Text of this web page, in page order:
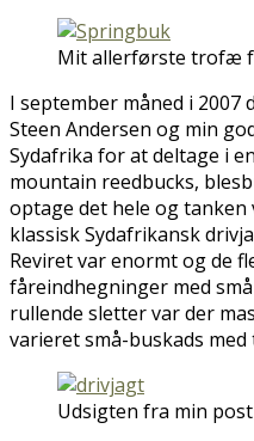
Mit allerførste trofæ
I september måned i 2007
Steen Andersen og min
Sydafrika for at deltage i
mountain reedbucks,
optage det hele og
klassisk Sydafrikansk
Reviret var enormt og de
fåreindhegninger med
rullende sletter var der
varieret små-buskads
Udsigten fra min